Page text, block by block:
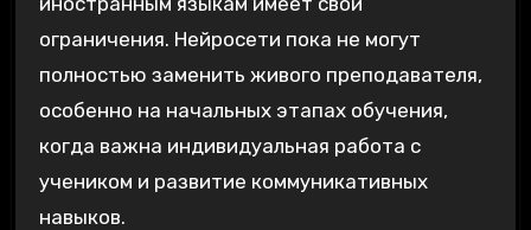
ограничения. Нейросети пока не могут
полностью заменить живого преподавателя,
особенно на начальных этапах обучения,
когда важна индивидуальная работа с
учеником и развитие коммуникативных
навыков.